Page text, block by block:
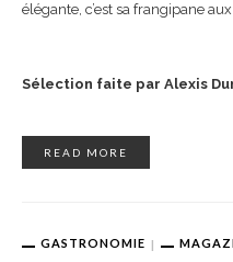
élégante, c’est sa frangipane
Sélection faite par Alexis
READ MORE
GASTRONOMIE